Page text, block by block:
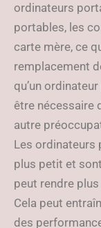
ordinateurs
portables, les
carte mère, ce
remplacement
qu’un
être nécessaire
autre
Les ordinateurs
plus petit et
peut rendre
Cela peut
des